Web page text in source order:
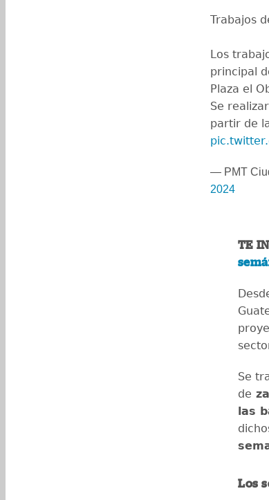
Trabajos
Los
principal
Plaza el
Se
partir de
— PMT
2024
TE
Se
de
las
Los